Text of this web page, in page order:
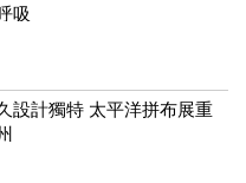
吸
設計獨特 太平洋拼布展重